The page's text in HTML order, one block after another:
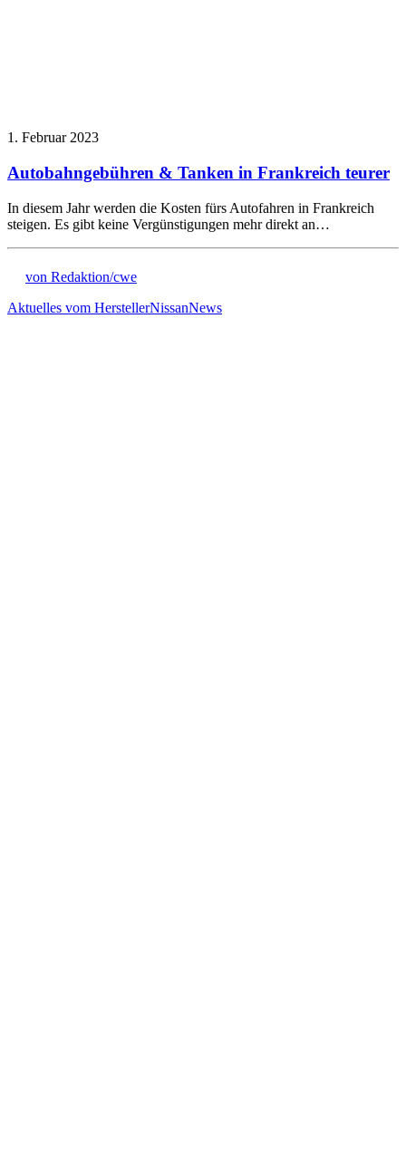
1. Februar 2023
Autobahngebühren & Tanken in Frankreich teurer
In diesem Jahr werden die Kosten fürs Autofahren in Frankreich
steigen. Es gibt keine Vergünstigungen mehr direkt an…
von Redaktion/cwe
Aktuelles vom HerstellerNissanNews